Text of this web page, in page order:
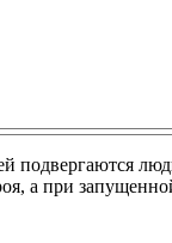
подвергаются
а при